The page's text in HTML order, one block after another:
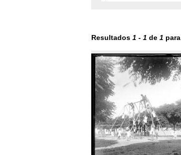
Resultados 1 - 1 de 1 para